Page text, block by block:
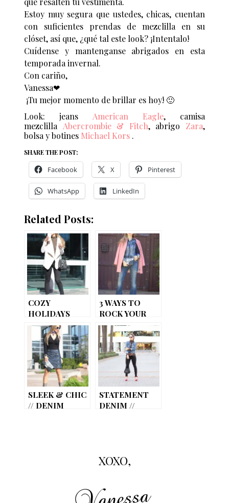
Estoy muy segura que ustedes, chicas, cuentan
con suficientes prendas de mezclilla en su
clóset, así que, ¿qué tal este look? ¡Intentalo!
Cuídense y mantenganse abrigados en esta
temporada invernal.
Con cariño,
Vanessa❤︎
¡Tu mejor momento de brillar es hoy! 🙂
Look: jeans American Eagle, camisa
mezclilla Abercrombie & Fitch, abrigo Zara,
bolsa y botines Michael Kors .
SHARE THE POST:
Facebook X Pinterest
WhatsApp LinkedIn
Related Posts:
COZY
HOLIDAYS
3 WAYS TO
ROCK YOUR
DENIM JACKET
SLEEK & CHIC
// DENIM
STATEMENT
DENIM //
XOXO,